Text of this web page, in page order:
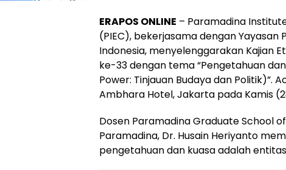
ERAPOS ONLINE – Paramadina
(PIEC), bekerjasama dengan Yayasan
Indonesia, menyelenggarakan Kajian
ke-33 dengan tema “Pengetahuan
Power: Tinjauan Budaya dan Politik)”.
Ambhara Hotel, Jakarta pada Kamis
Dosen Paramadina Graduate School
Paramadina, Dr. Husain Heriyanto
pengetahuan dan kuasa adalah